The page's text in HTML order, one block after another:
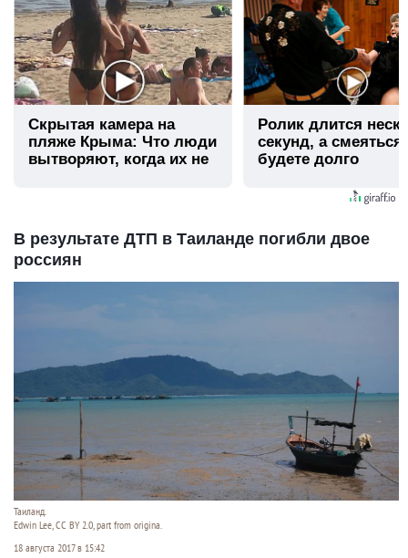
Скрытая камера на
пляже Крыма: Что люди
вытворяют, когда их не
Ролик длится
секунд, а
будете долго
В результате ДТП в Таиланде погибли двое
россиян
Таиланд.
Edwin Lee, CC BY 2.0, part from origina.
18 августа 2017 в 15:42